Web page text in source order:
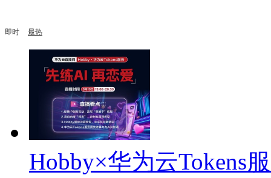
即时 最热
Hobby×华为云Tokens